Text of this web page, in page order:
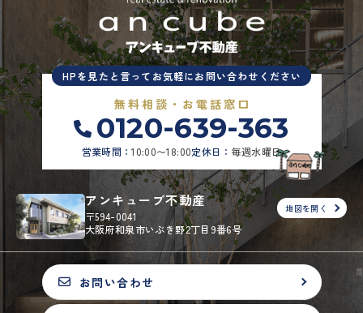
HPを見たと言ってお気軽にお問い合わせください
無料相談・お電話窓口
0120-639-363
営業時間：10:00〜18:00定休日： 毎週水曜日
アンキューブ不動産
〒594-0041
大阪府和泉市いぶき野2丁目9番6号
地図を開く
お問い合わせ